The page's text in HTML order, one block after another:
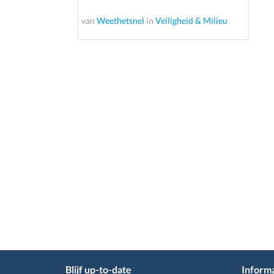
van Weethetsnel in Veiligheid & Milieu
Blijf up-to-date